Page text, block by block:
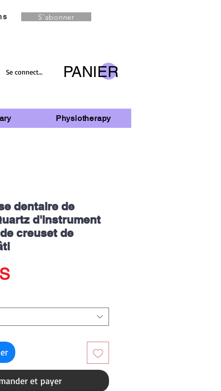
S'abonner
Se connecter PANIER
Physiotherapy
dentaire de
d'instrument
creuset de
Prix
et payer